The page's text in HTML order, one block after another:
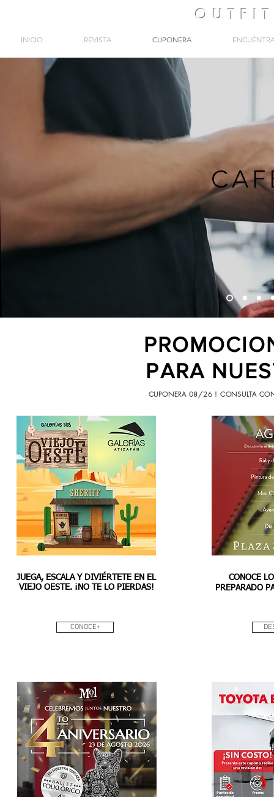
OUTFIT
INICIO REVISTA CUPONERA
PARA
CUPONERA 08/26 ! CONSULTA
JUEGA, ESCALA Y DIVIÉRTETE EN EL
VIEJO OESTE. ¡NO TE LO PIERDAS!
CONOCE+
CONOCE
PREPARADO